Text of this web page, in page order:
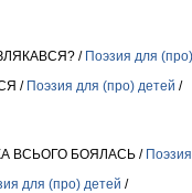
/ Поэзия для
/ Поэзия для (про) детей /
ВСЬОГО БОЯЛАСЬ /
для (про) детей /